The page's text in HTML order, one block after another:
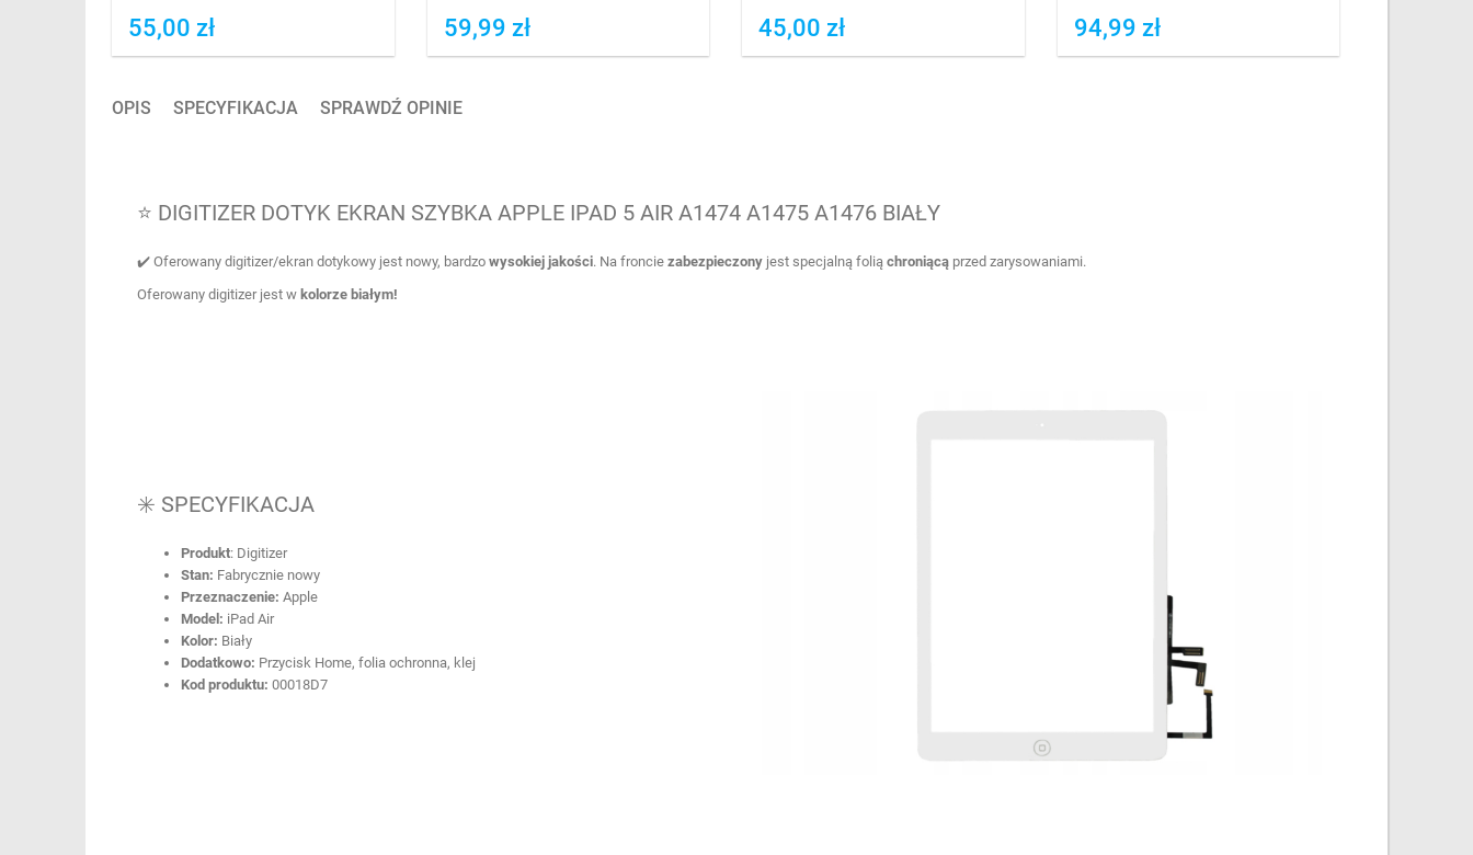
55,00 zł
Dodaj do porówania 59,99 zł
Dodaj do porówania 45,00 zł
Dodaj do porówania 94,99 zł
Dodaj do porówania
OPIS SPECYFIKACJA SPRAWDŹ OPINIE
⭐ DIGITIZER DOTYK EKRAN SZYBKA APPLE IPAD 5 AIR A1474 A1475 A1476 BIAŁY
✔️ Oferowany digitizer/ekran dotykowy jest nowy, bardzo wysokiej jakości. Na froncie zabezpieczonyjest specjalną folią chroniącąprzed zarysowaniami.
Oferowany digitizer jest w kolorze białym!
✳️ SPECYFIKACJA
Produkt: Digitizer
Stan: Fabrycznie nowy
Przeznaczenie: Apple
Model: iPad Air
Kolor: Biały
Dodatkowo: Przycisk Home, folia ochronna, klej
Kod produktu: 00018D7